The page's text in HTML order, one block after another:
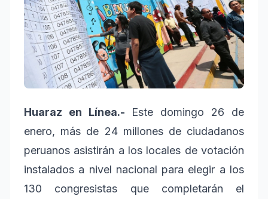
Huaraz en Línea.- Este domingo 26 de
enero, más de 24 millones de ciudadanos
peruanos asistirán a los locales de votación
instalados a nivel nacional para elegir a los
130 congresistas que completarán el